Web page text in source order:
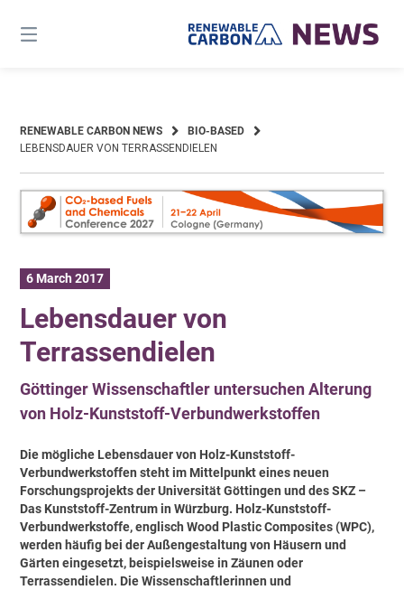
content
RENEWABLE CARBON NEWS
BIO-BASED
LEBENSDAUER VON TERRASSENDIELEN
6 March 2017
Lebensdauer von
Terrassendielen
Göttinger Wissenschaftler untersuchen Alterung
von Holz-Kunststoff-Verbundwerkstoffen
Die mögliche Lebensdauer von Holz-Kunststoff-
Verbundwerkstoffen steht im Mittelpunkt eines neuen
Forschungsprojekts der Universität Göttingen und des SKZ –
Das Kunststoff-Zentrum in Würzburg. Holz-Kunststoff-
Verbundwerkstoffe, englisch Wood Plastic Composites (WPC),
werden häufig bei der Außengestaltung von Häusern und
Gärten eingesetzt, beispielsweise in Zäunen oder
Terrassendielen. Die Wissenschaftlerinnen und